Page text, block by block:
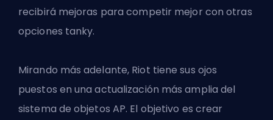
recibirá mejoras para competir mejor con otras
opciones tanky.
Mirando más adelante, Riot tiene sus ojos
puestos en una actualización más amplia del
sistema de objetos AP. El objetivo es crear